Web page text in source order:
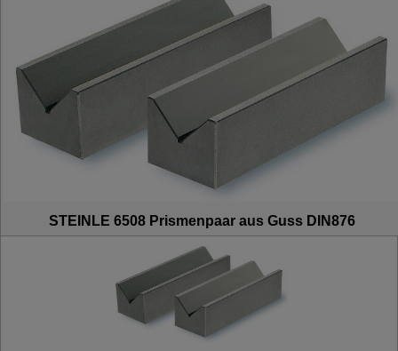
STEINLE 6508 Prismenpaar aus Guss DIN876